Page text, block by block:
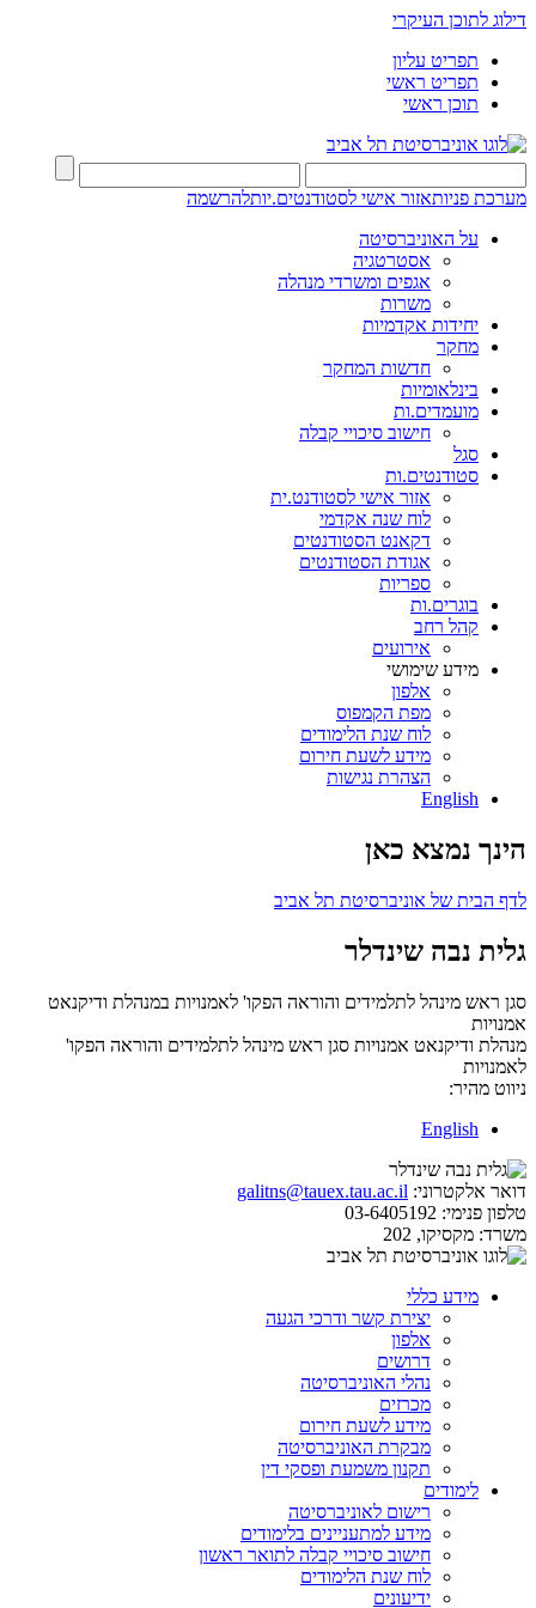
דילוג לתוכן העיקרי
תפריט עליון
תפריט ראשי
תוכן ראשי
מערכת פניותאזור אישי לסטודנטים.יותלהרשמה
על האוניברסיטה
אסטרטגיה
אגפים ומשרדי מנהלה
משרות
יחידות אקדמיות
מחקר
חדשות המחקר
בינלאומיות
מועמדים.ות
חישוב סיכויי קבלה
סגל
סטודנטים.ות
אזור אישי לסטודנט.ית
לוח שנה אקדמי
דקאנט הסטודנטים
אגודת הסטודנטים
ספריות
בוגרים.ות
קהל רחב
אירועים
מידע שימושי
אלפון
מפת הקמפוס
לוח שנת הלימודים
מידע לשעת חירום
הצהרת נגישות
English
הינך נמצא כאן
לדף הבית של אוניברסיטת תל אביב
גלית נבה שינדלר
סגן ראש מינהל לתלמידים והוראה הפקו' לאמנויות במנהלת ודיקנאט
אמנויות
מנהלת ודיקנאט אמנויות סגן ראש מינהל לתלמידים והוראה הפקו'
לאמנויות
ניווט מהיר:
English
דואר אלקטרוני: galitns@tauex.tau.ac.il
טלפון פנימי:
משרד: מקסיקו, 202
מידע כללי
יצירת קשר ודרכי הגעה
אלפון
דרושים
נהלי האוניברסיטה
מכרזים
מידע לשעת חירום
מבקרת האוניברסיטה
תקנון משמעת ופסקי דין
לימודים
רישום לאוניברסיטה
מידע למתעניינים בלימודים
חישוב סיכויי קבלה לתואר ראשון
לוח שנת הלימודים
ידיעונים